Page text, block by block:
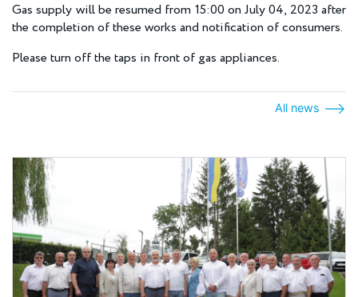
Gas supply will be resumed from 15:00 on July 04, 2023 after
the completion of these works and notification of consumers.
Please turn off the taps in front of gas appliances.
All news